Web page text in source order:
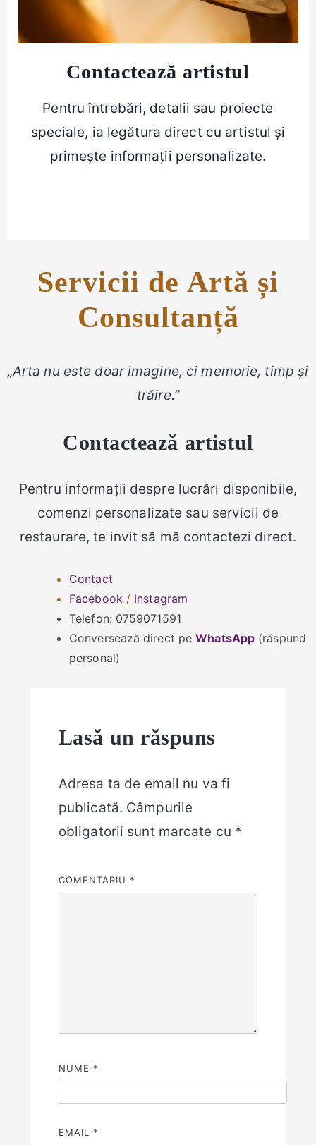
Contactează artistul
Pentru întrebări, detalii sau proiecte
speciale, ia legătura direct cu artistul și
primește informații personalizate.
Servicii de Artă și
Consultanță
„Arta nu este doar imagine, ci memorie, timp și
trăire.”
Contactează artistul
Pentru informații despre lucrări disponibile,
comenzi personalizate sau servicii de
restaurare, te invit să mă contactezi direct.
Contact
Facebook/ Instagram
Telefon: 0759071591
Conversează direct peWhatsApp (răspund
personal)
Lasă un răspuns
Adresa ta de email nu va fi
publicată. Câmpurile
obligatorii sunt marcate cu *
COMENTARIU *
NUME *
EMAIL *